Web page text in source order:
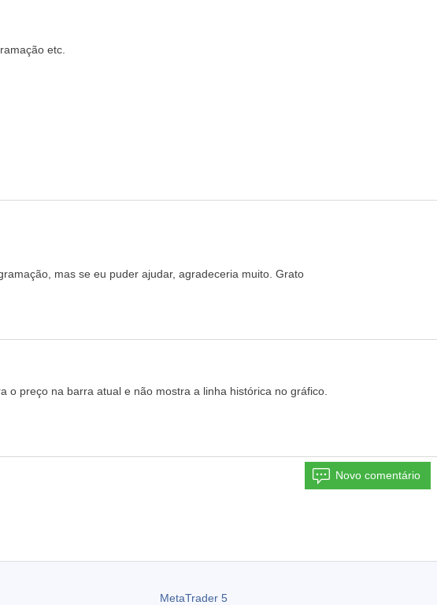
etc.
mas se eu puder ajudar, agradeceria muito. Grato
preço na barra atual e não mostra a linha histórica no gráfico.
Novo comentário
MetaTrader 5